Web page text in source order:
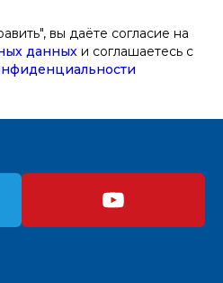
вы даёте согласие на
данных и соглашаетесь c